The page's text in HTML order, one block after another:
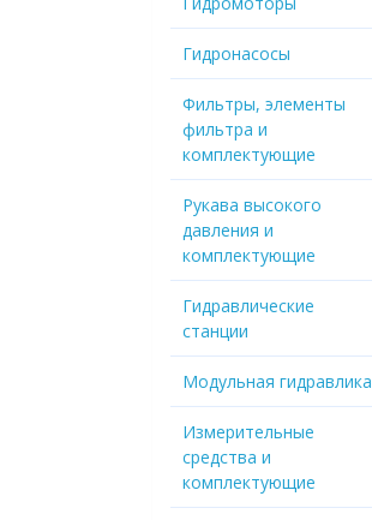
Гидронасосы
Фильтры, элементы
фильтра и
комплектующие
Рукава высокого
давления и
комплектующие
Гидравлические
станции
Модульная гидравлика
Измерительные
средства и
комплектующие